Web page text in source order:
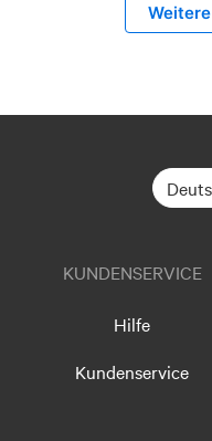
KUNDENSERVICE
Hilfe
Kundenservice